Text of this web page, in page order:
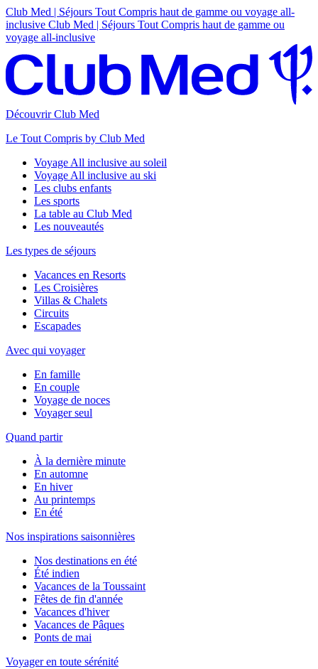
Club Med | Séjours Tout Compris haut de gamme ou voyage all-
inclusive Club Med | Séjours Tout Compris haut de gamme ou
voyage all-inclusive
Découvrir Club Med
Le Tout Compris by Club Med
Voyage All inclusive au soleil
Voyage All inclusive au ski
Les clubs enfants
Les sports
La table au Club Med
Les nouveautés
Les types de séjours
Vacances en Resorts
Les Croisières
Villas & Chalets
Circuits
Escapades
Avec qui voyager
En famille
En couple
Voyage de noces
Voyager seul
Quand partir
À la dernière minute
En automne
En hiver
Au printemps
En été
Nos inspirations saisonnières
Nos destinations en été
Été indien
Vacances de la Toussaint
Fêtes de fin d'année
Vacances d'hiver
Vacances de Pâques
Ponts de mai
Voyager en toute sérénité